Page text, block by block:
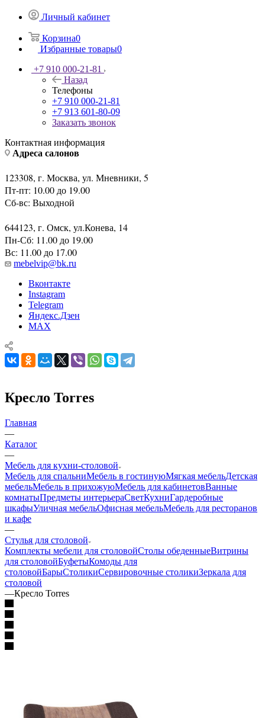
Личный кабинет
Корзина0
Избранные товары0
+7 910 000-21-81
Назад
Телефоны
+7 910 000-21-81
+7 913 601-80-09
Заказать звонок
Контактная информация
Адреса салонов
123308, г. Москва, ул. Мневники, 5
Пт-пт: 10.00 до 19.00
Сб-вс: Выходной
644123, г. Омск, ул.Конева, 14
Пн-Сб: 11.00 до 19.00
Вс: 11.00 до 17.00
mebelvip@bk.ru
Вконтакте
Instagram
Telegram
Яндекс.Дзен
MAX
Кресло Torres
Главная
—
Каталог
—
Мебель для кухни-столовой
Мебель для спальниМебель в гостинуюМягкая мебельДетская
мебельМебель в прихожуюМебель для кабинетовВанные
комнатыПредметы интерьераСветКухниГардеробные
шкафыУличная мебельОфисная мебельМебель для ресторанов
и кафе
—
Стулья для столовой
Комплекты мебели для столовойСтолы обеденныеВитрины
для столовойБуфетыКомоды для
столовойБарыСтоликиСервировочные столикиЗеркала для
столовой
—Кресло Torres